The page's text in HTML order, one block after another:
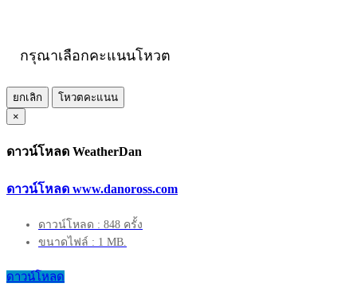
กรุณาเลือกคะแนนโหวต
ยกเลิก
โหวตคะแนน
×
ดาวน์โหลด WeatherDan
ดาวน์โหลด www.danoross.com
ดาวน์โหลด : 848 ครั้ง
ขนาดไฟล์ : 1 MB.
ดาวน์โหลด